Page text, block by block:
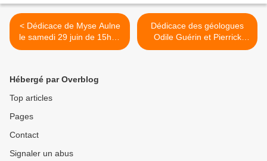
< Dédicace de Myse Aulne
le samedi 29 juin de 15h30
à 17h30
Dédicace des géologues
Odile Guérin et Pierrick
Graviou le mercredi 24
Hébergé par Overblog
Top articles
Pages
Contact
Signaler un abus